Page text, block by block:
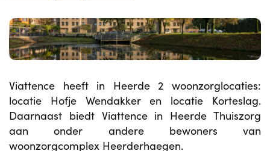
Viattence heeft in Heerde 2 woonzorglocaties:
locatie Hofje Wendakker en locatie Korteslag.
Daarnaast biedt Viattence in Heerde Thuiszorg
aan onder andere bewoners van
woonzorgcomplex Heerderhaegen.